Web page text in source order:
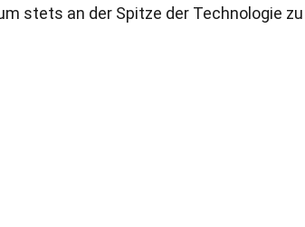
stets an der Spitze der Technologie zu